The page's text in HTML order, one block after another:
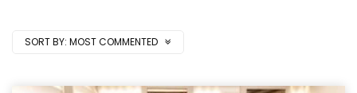
SORT BY: MOST COMMENTED